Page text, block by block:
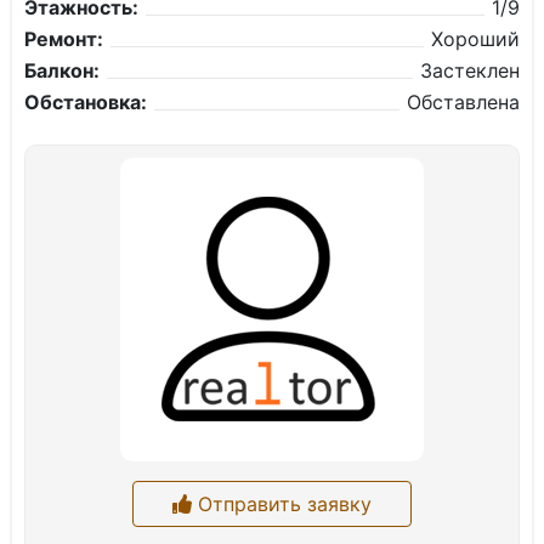
Этажность:
1/9
Ремонт:
Хороший
Балкон:
Застеклен
Обстановка:
Обставлена
Отправить заявку